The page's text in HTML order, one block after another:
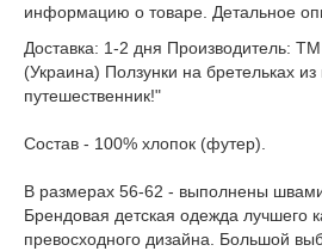
информацию о товаре. Детальное
Доставка: 1-2 дня Производитель:
(Украина) Ползунки на бретельках
путешественник!"
Состав - 100% хлопок (футер).
В размерах 56-62 - выполнены
Брендовая детская одежда лучшего
превосходного дизайна. Большой